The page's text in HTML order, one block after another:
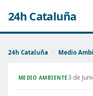
24h Cataluña
24h Cataluña › Medio
MEDIO AMBIENTE3 de